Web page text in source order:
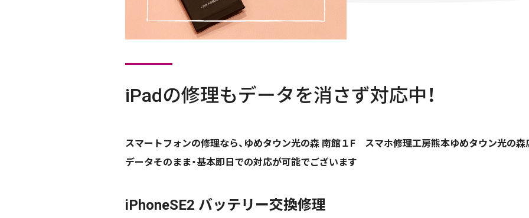
iPadの修理もデータを消さず対応中！
スマートフォンの修理なら、ゆめタウン光の森 南館１F スマホ修理工房熊本ゆめタウン光の森
データそのまま・基本即日での対応が可能でございます
iPhoneSE2 バッテリー交換修理